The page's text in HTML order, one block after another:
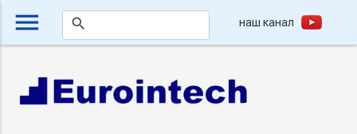
menu search наш канал